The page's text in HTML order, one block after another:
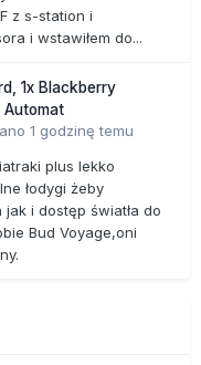
z s-station i
i wstawiłem do...
1x Blackberry
Automat
1 godzinę temu
plus lekko
łodygi żeby
i dostęp światła do
Bud Voyage,oni